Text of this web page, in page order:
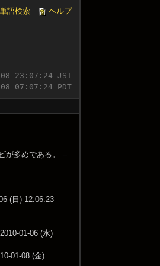
単語検索 ヘルプ
23:07:25 JST
07:07:25 PDT
が多めである。 --
(日) 12:06:23
01-06 (水)
01-08 (金)